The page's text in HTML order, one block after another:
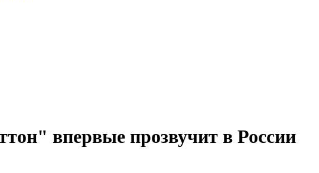
впервые прозвучит в России